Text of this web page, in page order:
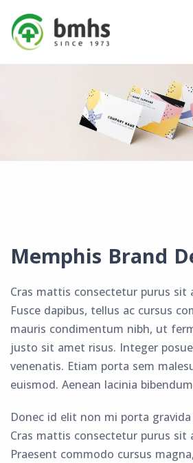
Memphis Brand
Cras mattis consectetur purus sit
Fusce dapibus, tellus ac cursus
mauris condimentum nibh, ut
justo sit amet risus. Integer
venenatis. Etiam porta sem
euismod. Aenean lacinia
Donec id elit non mi porta
Cras mattis consectetur purus sit
Praesent commodo cursus